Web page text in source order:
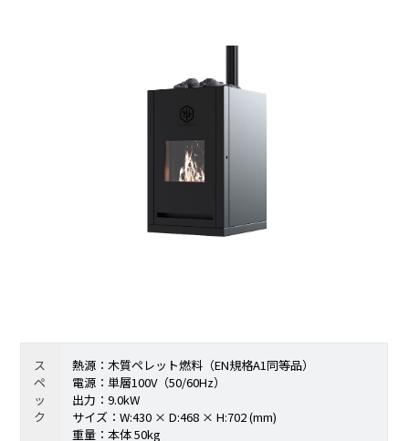
ス
ペ
ッ
ク
熱源：木質ペレット燃料（EN規格A1同等品）
電源：単層100V（50/60Hz）
出力：9.0kW
サイズ：W:430 × D:468 × H:702 (mm)
重量：本体 50kg